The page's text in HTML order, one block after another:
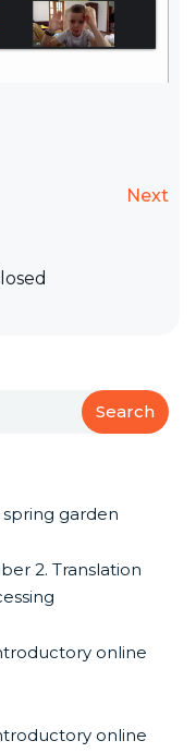
Next
Search
garden
2. Translation
online
online